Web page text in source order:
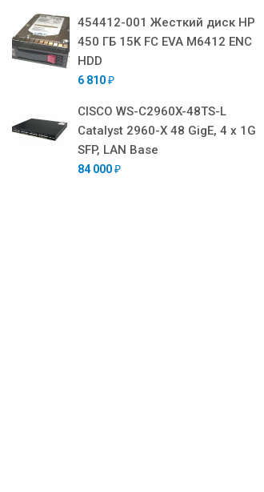
454412-001 Жесткий диск HP
450 ГБ 15K FC EVA M6412 ENC
HDD
6 810 ₽
CISCO WS-C2960X-48TS-L
Catalyst 2960-X 48 GigE, 4 x 1G
SFP, LAN Base
84 000 ₽